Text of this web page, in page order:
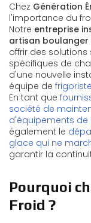
Chez Génération
l'importance du
Notre entreprise
artisan boulanger
offrir des
spécifiques de
d'une nouvelle
équipe de
En tant que
société de
d'équipements de
également le
glace qui ne
garantir la
Pourquoi
Froid ?